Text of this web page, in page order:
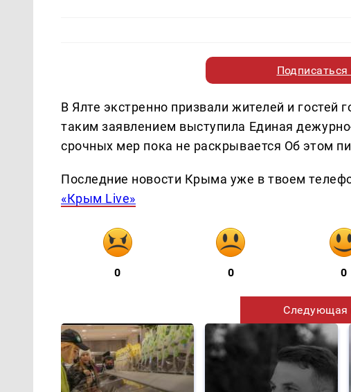
В Ялте экстренно призвали жителей и
таким заявлением выступила Единая
срочных мер пока не раскрывается Об этом
Последние новости Крыма уже в твоем
«Крым Live»
0 0 0
Следующая